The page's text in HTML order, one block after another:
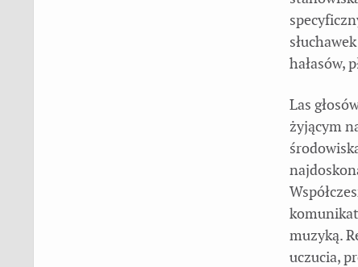
hałasów,
Las
żyjącym
muzyką.
uczucia,